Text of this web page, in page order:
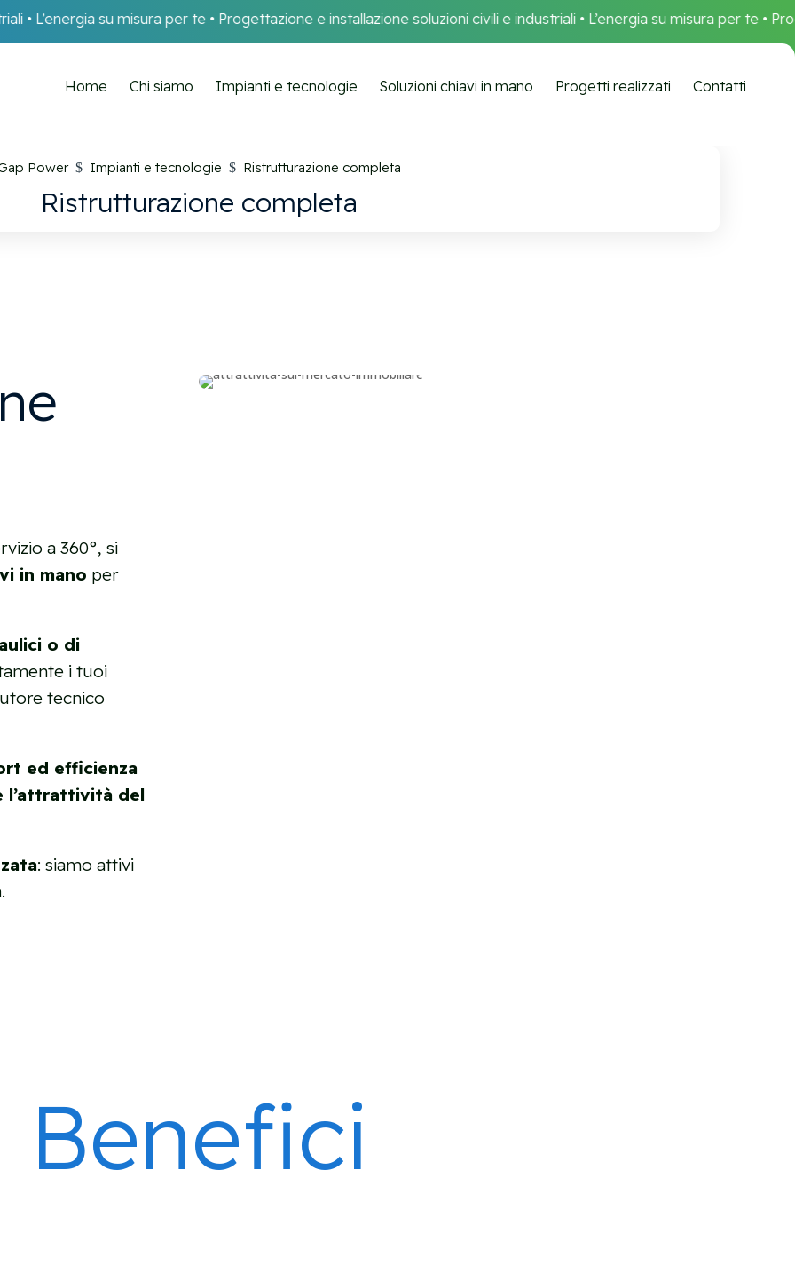
L’energia su misura per te • Progettazione e installazione soluzioni civili e industriali • L’energia su misura per te •
Home Chi siamo Impianti e tecnologie Soluzioni chiavi in mano Progetti realizzati Contatti
Power $ Impianti e tecnologie $ Ristrutturazione completa
Ristrutturazione completa
a 360°, si
in mano per
o di
i tuoi
tecnico
ed efficienza
l’attrattività del
: siamo attivi
.
Benefici